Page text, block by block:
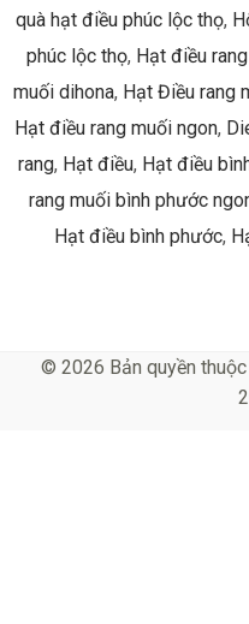
quà hạt điều phúc lộc thọ,
phúc lộc thọ, Hạt điều
muối dihona, Hạt Điều rang
Hạt điều rang muối ngon,
rang, Hạt điều, Hạt điều
rang muối bình phước
Hạt điều bình phước,
© 2026 Bản quyền